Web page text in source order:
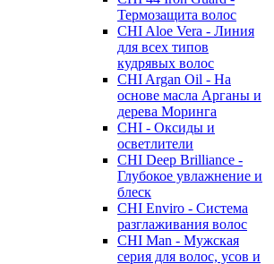
Термозащита волос
CHI Aloe Vera - Линия
для всех типов
кудрявых волос
CHI Argan Oil - На
основе масла Арганы и
дерева Моринга
CHI - Оксиды и
осветлители
CHI Deep Brilliance -
Глубокое увлажнение и
блеск
CHI Enviro - Система
разглаживания волос
CHI Man - Мужская
серия для волос, усов и